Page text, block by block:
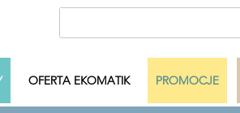
Autor
OFERTA EKOMATIK PROMOCJE